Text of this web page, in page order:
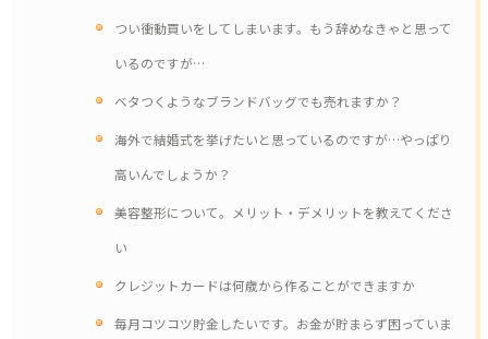
つい衝動買いをしてしまいます。もう辞めなきゃと思って
いるのですが…
ベタつくようなブランドバッグでも売れますか？
海外で結婚式を挙げたいと思っているのですが…やっぱり
高いんでしょうか？
美容整形について。メリット・デメリットを教えてくださ
い
クレジットカードは何歳から作ることができますか
毎月コツコツ貯金したいです。お金が貯まらず困っていま